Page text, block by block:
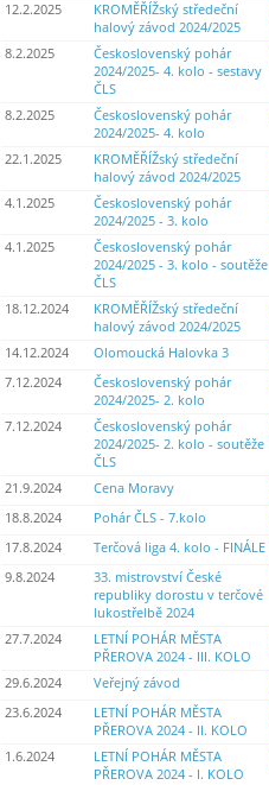
12.2.2025
KROMĚŘÍŽský středeční
halový závod 2024/2025
8.2.2025
Československý pohár
2024/2025- 4. kolo - sestavy
ČLS
8.2.2025
Československý pohár
2024/2025- 4. kolo
22.1.2025
KROMĚŘÍŽský středeční
halový závod 2024/2025
4.1.2025
Československý pohár
2024/2025 - 3. kolo
4.1.2025
Československý pohár
2024/2025 - 3. kolo - soutěže
ČLS
18.12.2024
KROMĚŘÍŽský středeční
halový závod 2024/2025
14.12.2024 Olomoucká Halovka 3
7.12.2024
Československý pohár
2024/2025- 2. kolo
7.12.2024
Československý pohár
2024/2025- 2. kolo - soutěže
ČLS
21.9.2024 Cena Moravy
18.8.2024
Pohár ČLS - 7.kolo
17.8.2024
Terčová liga 4. kolo - FINÁLE
9.8.2024
33. mistrovství České
republiky dorostu v terčové
lukostřelbě 2024
27.7.2024
LETNÍ POHÁR MĚSTA
PŘEROVA 2024 - III. KOLO
29.6.2024 Veřejný závod
23.6.2024
LETNÍ POHÁR MĚSTA
PŘEROVA 2024 - II. KOLO
1.6.2024
LETNÍ POHÁR MĚSTA
PŘEROVA 2024 - I. KOLO